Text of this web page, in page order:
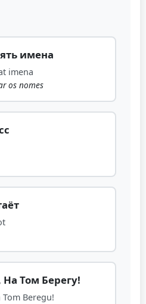
имена
imena
os nomes
Том Берегу!
Tom Beregu!